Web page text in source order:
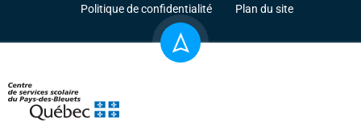
Politique de confidentialité Plan du site